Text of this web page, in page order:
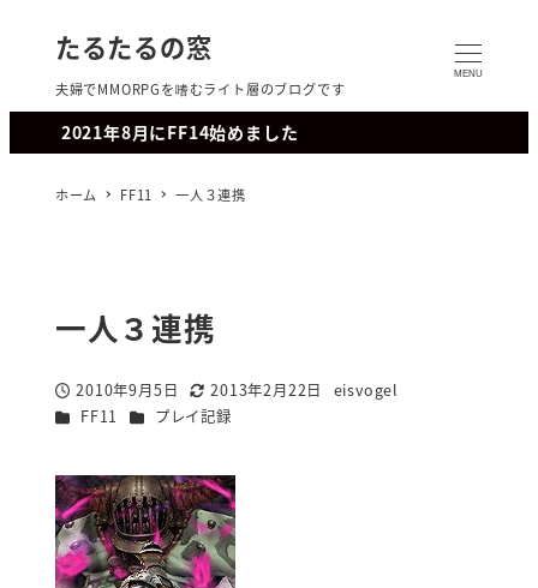
たるたるの窓
夫婦でMMORPGを嗜むライト層のブログです
MENU
2021年8月にFF14始めました
ホーム FF11 一人３連携
一人３連携
投稿日
2010年9月5日
更新日
2013年2月22日
著
eisvogel
カテゴリー
FF11 カテゴリー
プレイ記録